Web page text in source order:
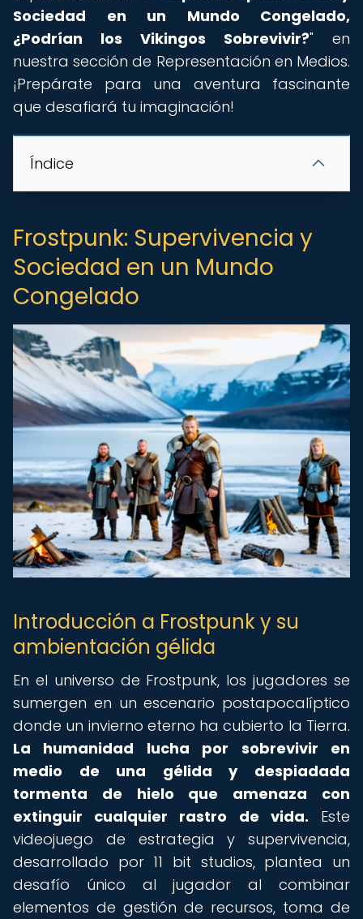
Sociedad en un Mundo Congelado,
¿Podrían los Vikingos Sobrevivir?" en
nuestra sección de Representación en Medios.
¡Prepárate para una aventura fascinante
que desafiará tu imaginación!
Índice
Frostpunk: Supervivencia y
Sociedad en un Mundo
Congelado
Introducción a Frostpunk y su
ambientación gélida
En el universo de Frostpunk, los jugadores se
sumergen en un escenario postapocalíptico
donde un invierno eterno ha cubierto la Tierra.
La humanidad lucha por sobrevivir en
medio de una gélida y despiadada
tormenta de hielo que amenaza con
extinguir cualquier rastro de vida. Este
videojuego de estrategia y supervivencia,
desarrollado por 11 bit studios, plantea un
desafío único al jugador al combinar
elementos de gestión de recursos, toma de